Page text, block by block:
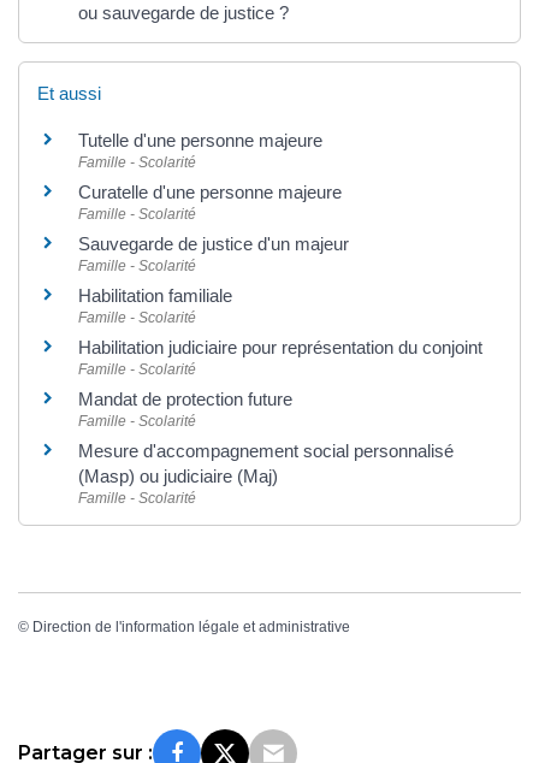
ou sauvegarde de justice ?
Et aussi
Tutelle d'une personne majeure
Famille - Scolarité
Curatelle d'une personne majeure
Famille - Scolarité
Sauvegarde de justice d'un majeur
Famille - Scolarité
Habilitation familiale
Famille - Scolarité
Habilitation judiciaire pour représentation du conjoint
Famille - Scolarité
Mandat de protection future
Famille - Scolarité
Mesure d'accompagnement social personnalisé
(Masp) ou judiciaire (Maj)
Famille - Scolarité
© Direction de l'information légale et administrative
Partager sur :